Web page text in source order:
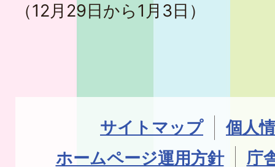
（12月29日から1月3日）
サイトマップ
個人
ホームページ運用方針
庁